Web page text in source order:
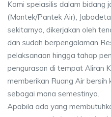
Kami speiasilis dalam bidang
(Mantek/Pantek Air),
sekitarnya, dikerjakan oleh
dan sudah berpengalaman
pelaksanaan hingga tahap
pengurasan di tempat Aliran
memberikan Ruang Air bersih
sebagai mana semestinya.
Apabila ada yang